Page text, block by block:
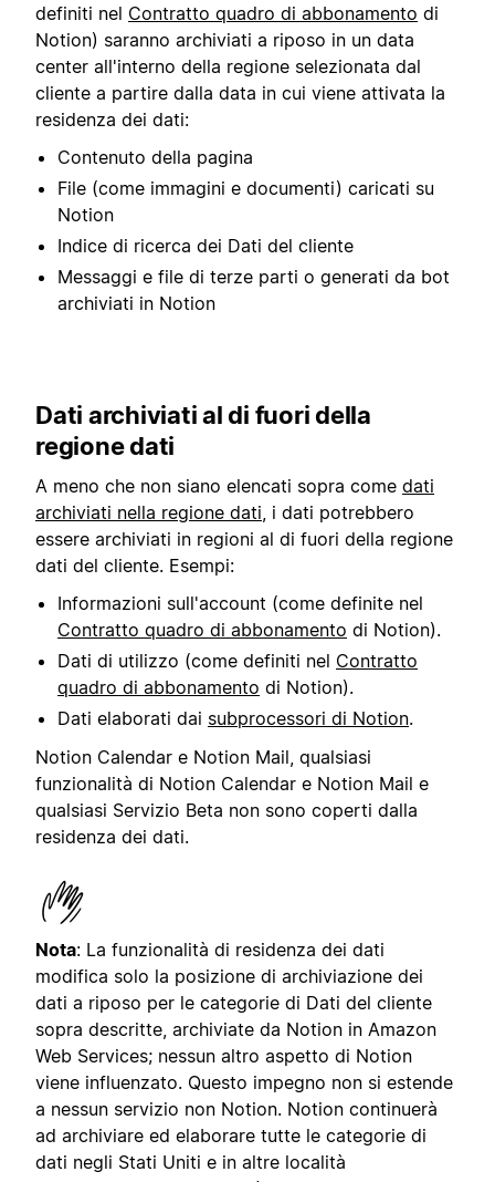
definiti nel Contratto quadro di abbonamento di
Notion) saranno archiviati a riposo in un data
center all'interno della regione selezionata dal
cliente a partire dalla data in cui viene attivata la
residenza dei dati:
Contenuto della pagina
File (come immagini e documenti) caricati su
Notion
Indice di ricerca dei Dati del cliente
Messaggi e file di terze parti o generati da bot
archiviati in Notion
Dati archiviati al di fuori della
regione dati
A meno che non siano elencati sopra come dati
archiviati nella regione dati, i dati potrebbero
essere archiviati in regioni al di fuori della regione
dati del cliente. Esempi:
Informazioni sull'account (come definite nel
Contratto quadro di abbonamento di Notion).
Dati di utilizzo (come definiti nel Contratto
quadro di abbonamento di Notion).
Dati elaborati dai subprocessori di Notion.
Notion Calendar e Notion Mail, qualsiasi
funzionalità di Notion Calendar e Notion Mail e
qualsiasi Servizio Beta non sono coperti dalla
residenza dei dati.
Nota: La funzionalità di residenza dei dati
modifica solo la posizione di archiviazione dei
dati a riposo per le categorie di Dati del cliente
sopra descritte, archiviate da Notion in Amazon
Web Services; nessun altro aspetto di Notion
viene influenzato. Questo impegno non si estende
a nessun servizio non Notion. Notion continuerà
ad archiviare ed elaborare tutte le categorie di
dati negli Stati Uniti e in altre località